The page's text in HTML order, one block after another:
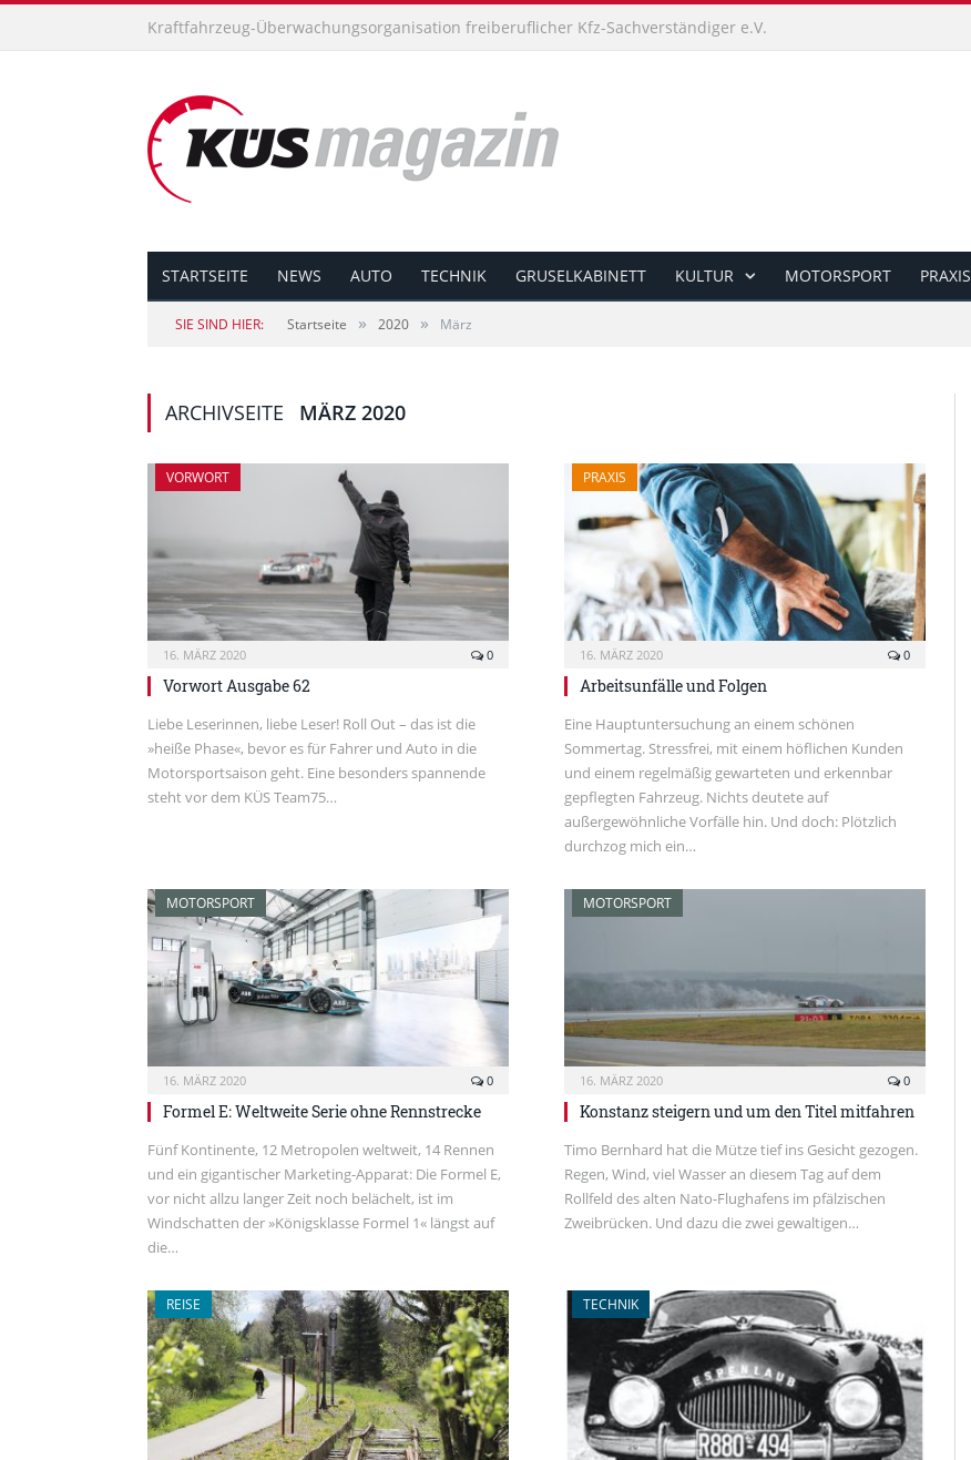
Kraftfahrzeug-Überwachungsorganisation freiberuflicher Kfz-Sachverständiger e.V.
STARTSEITE NEWS AUTO TECHNIK GRUSELKABINETT KULTUR MOTORSPORT PRAXIS
SIE SIND HIER: Startseite » 2020 » März
ARCHIVSEITE MÄRZ 2020
VORWORT
16. MÄRZ 2020 0
Vorwort Ausgabe 62
Liebe Leserinnen, liebe Leser! Roll Out – das ist die
»heiße Phase«, bevor es für Fahrer und Auto in die
Motorsportsaison geht. Eine besonders spannende
steht vor dem KÜS Team75…
PRAXIS
16. MÄRZ 2020 0
Arbeitsunfälle und Folgen
Eine Hauptuntersuchung an einem schönen
Sommertag. Stressfrei, mit einem höflichen Kunden
und einem regelmäßig gewarteten und erkennbar
gepflegten Fahrzeug. Nichts deutete auf
außergewöhnliche Vorfälle hin. Und doch: Plötzlich
durchzog mich ein…
MOTORSPORT
16. MÄRZ 2020 0
Formel E: Weltweite Serie ohne Rennstrecke
Fünf Kontinente, 12 Metropolen weltweit, 14 Rennen
und ein gigantischer Marketing-Apparat: Die Formel E,
vor nicht allzu langer Zeit noch belächelt, ist im
Windschatten der »Königsklasse Formel 1« längst auf
die…
MOTORSPORT
16. MÄRZ 2020 0
Konstanz steigern und um den Titel mitfahren
Timo Bernhard hat die Mütze tief ins Gesicht gezogen.
Regen, Wind, viel Wasser an diesem Tag auf dem
Rollfeld des alten Nato-Flughafens im pfälzischen
Zweibrücken. Und dazu die zwei gewaltigen…
REISE TECHNIK